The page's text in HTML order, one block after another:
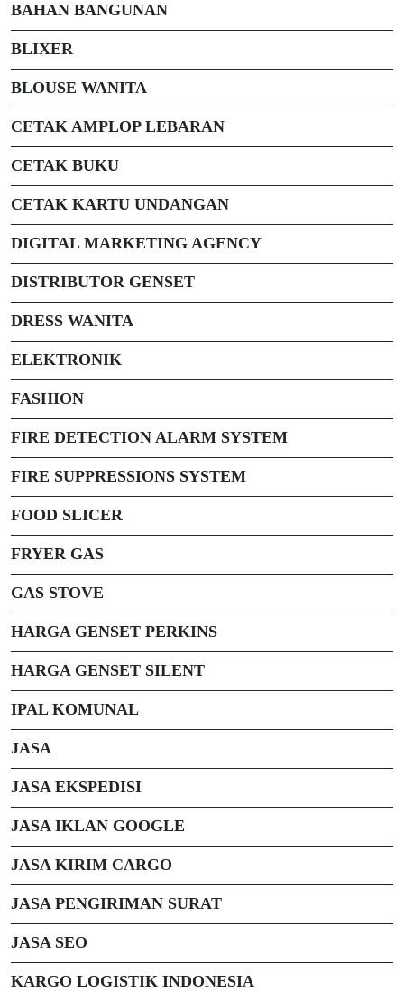
BAHAN BANGUNAN
BLIXER
BLOUSE WANITA
CETAK AMPLOP LEBARAN
CETAK BUKU
CETAK KARTU UNDANGAN
DIGITAL MARKETING AGENCY
DISTRIBUTOR GENSET
DRESS WANITA
ELEKTRONIK
FASHION
FIRE DETECTION ALARM SYSTEM
FIRE SUPPRESSIONS SYSTEM
FOOD SLICER
FRYER GAS
GAS STOVE
HARGA GENSET PERKINS
HARGA GENSET SILENT
IPAL KOMUNAL
JASA
JASA EKSPEDISI
JASA IKLAN GOOGLE
JASA KIRIM CARGO
JASA PENGIRIMAN SURAT
JASA SEO
KARGO LOGISTIK INDONESIA